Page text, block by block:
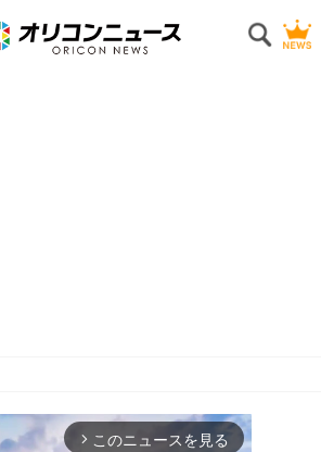
arrow_forward_ios このニュースを見る